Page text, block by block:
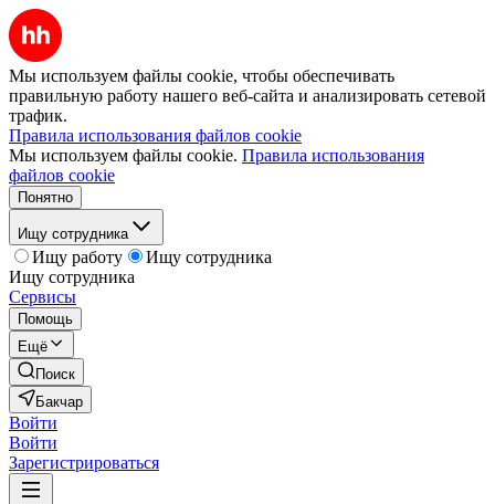
Мы используем файлы cookie, чтобы обеспечивать
правильную работу нашего веб-сайта и анализировать сетевой
трафик.
Правила использования файлов cookie
Мы используем файлы cookie. Правила использования
файлов cookie
Понятно
Ищу сотрудника
Ищу работу
Ищу сотрудника
Ищу сотрудника
Сервисы
Помощь
Ещё
Поиск
Бакчар
Войти
Войти
Зарегистрироваться